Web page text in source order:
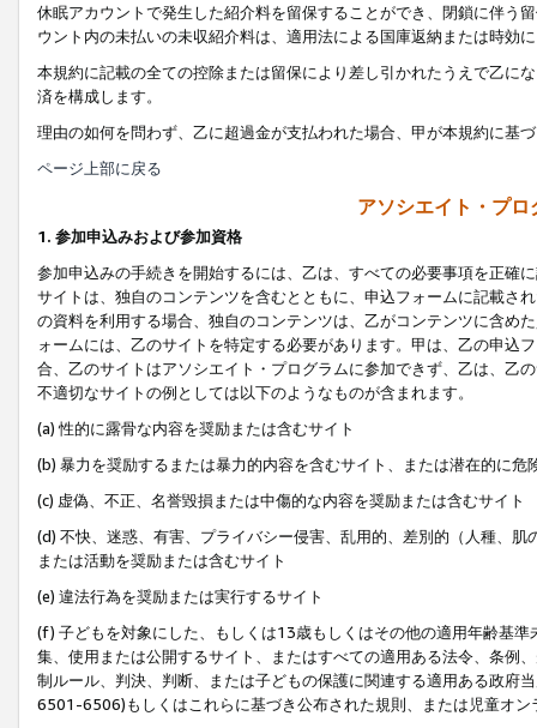
休眠アカウントで発生した紹介料を留保することができ、閉鎖に伴う
ウント内の未払いの未収紹介料は、適用法による国庫返納または時効
本規約に記載の全ての控除または留保により差し引かれたうえで乙に
済を構成します。
理由の如何を問わず、乙に超過金が支払われた場合、甲が本規約に基
ページ上部に戻る
アソシエイト・プ
1. 参加申込みおよび参加資格
参加申込みの手続きを開始するには、乙は、すべての必要事項を正確
サイトは、独自のコンテンツを含むとともに、申込フォームに記載さ
の資料を利用する場合、独自のコンテンツは、乙がコンテンツに含め
ォームには、乙のサイトを特定する必要があります。甲は、乙の申込
合、乙のサイトはアソシエイト・プログラムに参加できず、乙は、乙
不適切なサイトの例としては以下のようなものが含まれます。
(a) 性的に露骨な内容を奨励または含むサイト
(b) 暴力を奨励するまたは暴力的内容を含むサイト、または潜在的に
(c) 虚偽、不正、名誉毀損または中傷的な内容を奨励または含むサイト
(d) 不快、迷惑、有害、プライバシー侵害、乱用的、差別的（人種、
または活動を奨励または含むサイト
(e) 違法行為を奨励または実行するサイト
(f) 子どもを対象にした、もしくは13歳もしくはその他の適用年齢基
集、使用または公開するサイト、またはすべての適用ある法令、条例
制ルール、判決、判断、または子どもの保護に関連する適用ある政府
6501-6506)もしくはこれらに基づき公布された規則、または児童オン